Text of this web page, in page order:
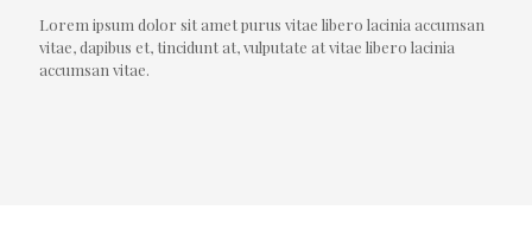
Lorem ipsum dolor sit amet purus vitae libero lacinia accumsan
vitae, dapibus et, tincidunt at, vulputate at vitae libero lacinia
accumsan vitae.